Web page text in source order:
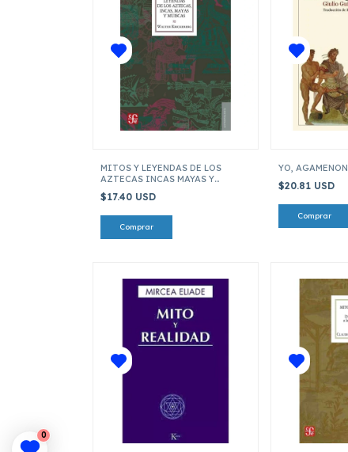
MITOS Y LEYENDAS DE LOS
AZTECAS INCAS MAYAS Y
$17.40 USD
YO, AGAMENON
$20.81 USD
0